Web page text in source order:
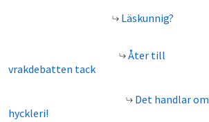
Läskunnig?
Åter till
vrakdebatten tack
Det handlar om
hyckleri!